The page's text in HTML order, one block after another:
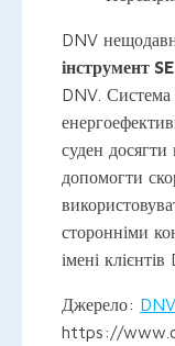
DNV
інструмент
DNV.
суден
допомогти
сторонніми
імені
Джерело:
https://